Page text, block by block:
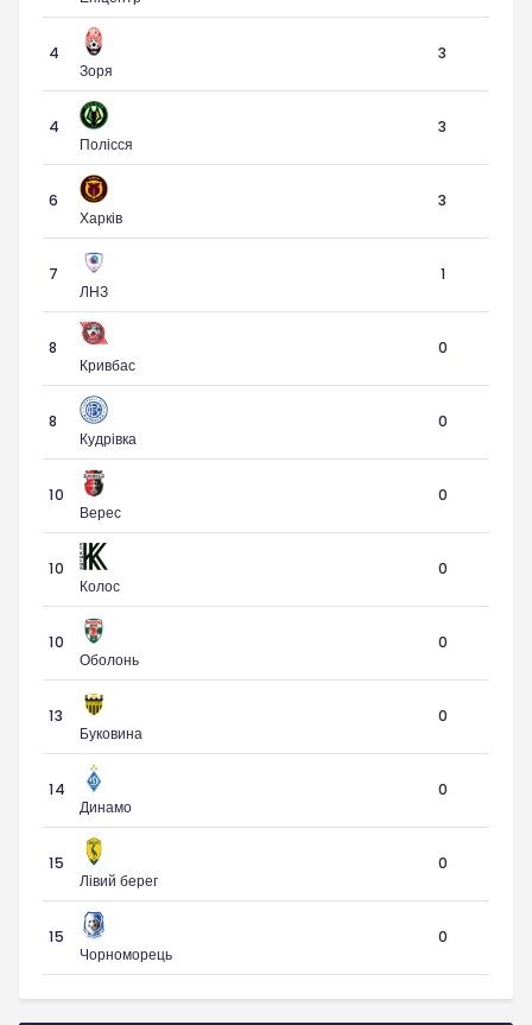
4
Зоря
3
4
Полісся
3
6
Харків
3
7
ЛНЗ
1
8
Кривбас
0
8
Кудрівка
0
10
Верес
0
10
Колос
0
10
Оболонь
0
13
Буковина
0
14
Динамо
0
15
Лівий берег
0
15
Чорноморець
0